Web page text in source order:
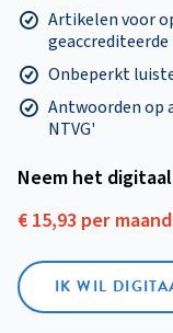
Artikelen voor
Onbeperkt
Antwoorden op
NTVG'
Neem het
€ 15,93 per
IK WIL